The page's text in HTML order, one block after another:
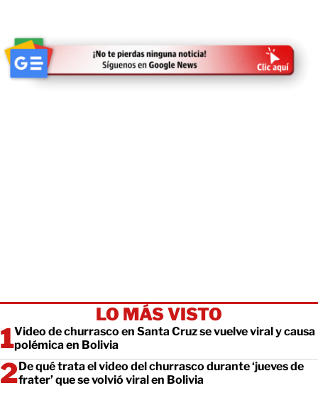
LO MÁS VISTO
Video de churrasco en Santa Cruz se vuelve viral y causa
polémica en Bolivia
De qué trata el video del churrasco durante ‘jueves de
frater’ que se volvió viral en Bolivia